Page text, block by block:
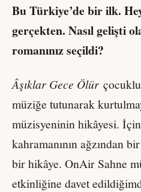
Bu Türkiye’de bir ilk.
gerçekten. Nasıl gelişti
romanınız seçildi?
Âşıklar Gece Ölür
müziğe tutunarak
müzisyeninin hikâyesi.
kahramanının ağzından
bir hikâye. OnAir Sahne
etkinliğine davet